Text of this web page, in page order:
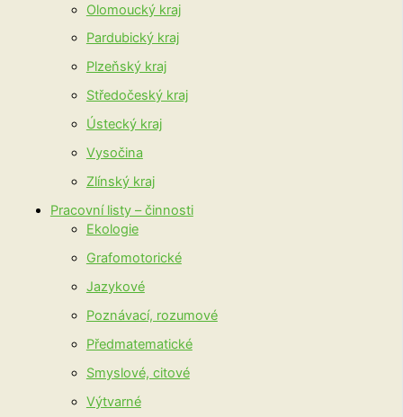
Olomoucký kraj
Pardubický kraj
Plzeňský kraj
Středočeský kraj
Ústecký kraj
Vysočina
Zlínský kraj
Pracovní listy – činnosti
Ekologie
Grafomotorické
Jazykové
Poznávací, rozumové
Předmatematické
Smyslové, citové
Výtvarné